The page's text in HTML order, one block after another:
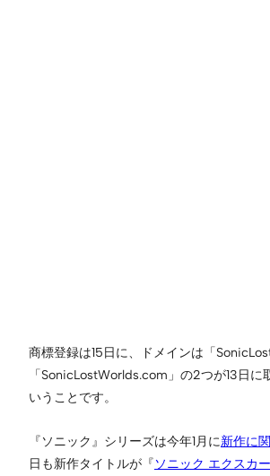
商標登録は15日に、ドメインは「
「SonicLostWorlds.com」の2つが13日に
いうことです。
『ソニック』シリーズは今年1月に新作に
日も新作タイトルが『ソニック エクスカ